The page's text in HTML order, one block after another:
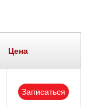
Цена
Записаться